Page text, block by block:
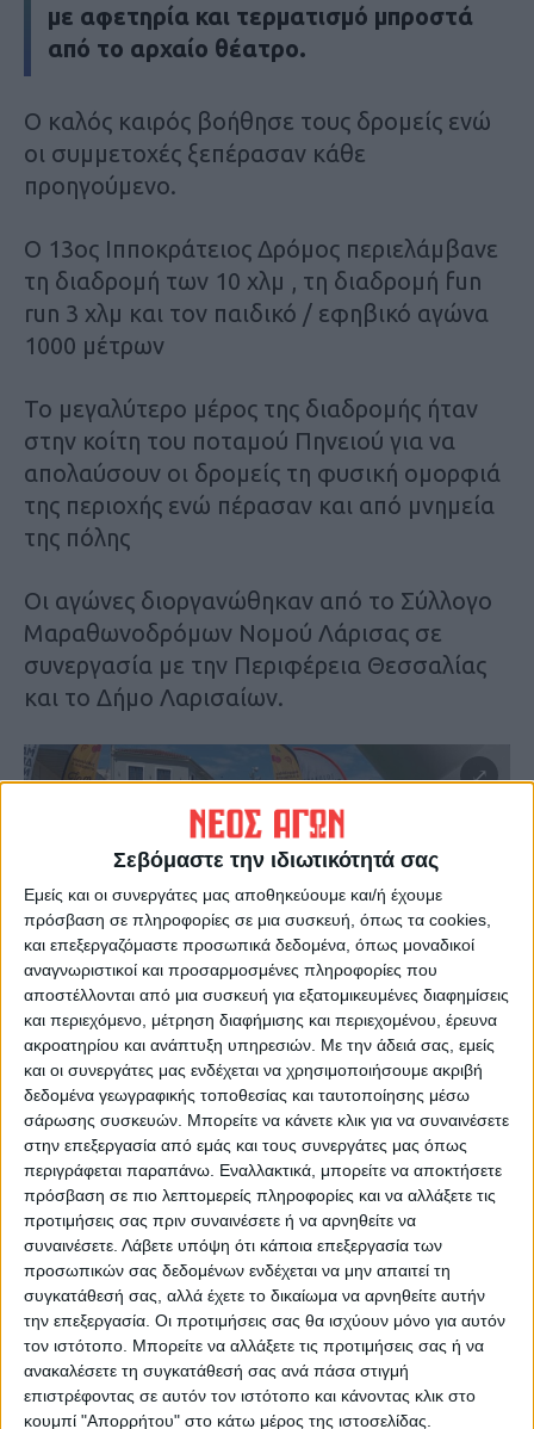
Σεβόμαστε την ιδιωτικότητά σας
Εμείς και οι συνεργάτες μας αποθηκεύουμε και/ή έχουμε
πρόσβαση σε πληροφορίες σε μια συσκευή, όπως τα cookies,
και επεξεργαζόμαστε προσωπικά δεδομένα, όπως μοναδικοί
αναγνωριστικοί και προσαρμοσμένες πληροφορίες που
αποστέλλονται από μια συσκευή για εξατομικευμένες διαφημίσεις
και περιεχόμενο, μέτρηση διαφήμισης και περιεχομένου, έρευνα
ακροατηρίου και ανάπτυξη υπηρεσιών. Με την άδειά σας, εμείς
και οι συνεργάτες μας ενδέχεται να χρησιμοποιήσουμε ακριβή
δεδομένα γεωγραφικής τοποθεσίας και ταυτοποίησης μέσω
σάρωσης συσκευών. Μπορείτε να κάνετε κλικ για να συναινέσετε
στην επεξεργασία από εμάς και τους συνεργάτες μας όπως
περιγράφεται παραπάνω. Εναλλακτικά, μπορείτε να αποκτήσετε
πρόσβαση σε πιο λεπτομερείς πληροφορίες και να αλλάξετε τις
προτιμήσεις σας πριν συναινέσετε ή να αρνηθείτε να
συναινέσετε. Λάβετε υπόψη ότι κάποια επεξεργασία των
προσωπικών σας δεδομένων ενδέχεται να μην απαιτεί τη
συγκατάθεσή σας, αλλά έχετε το δικαίωμα να αρνηθείτε αυτήν
την επεξεργασία. Οι προτιμήσεις σας θα ισχύουν μόνο για αυτόν
τον ιστότοπο. Μπορείτε να αλλάξετε τις προτιμήσεις σας ή να
ανακαλέσετε τη συγκατάθεσή σας ανά πάσα στιγμή
επιστρέφοντας σε αυτόν τον ιστότοπο και κάνοντας κλικ στο
κουμπί "Απορρήτου" στο κάτω μέρος της ιστοσελίδας.
με αφετηρία και τερματισμό μπροστά
από το αρχαίο θέατρο.
Ο καλός καιρός βοήθησε τους δρομείς ενώ
οι συμμετοχές ξεπέρασαν κάθε
προηγούμενο.
Ο 13ος Ιπποκράτειος Δρόμος περιελάμβανε
τη διαδρομή των 10 χλμ , τη διαδρομή fun
run 3 χλμ και τον παιδικό / εφηβικό αγώνα
1000 μέτρων
Το μεγαλύτερο μέρος της διαδρομής ήταν
στην κοίτη του ποταμού Πηνειού για να
απολαύσουν οι δρομείς τη φυσική ομορφιά
της περιοχής ενώ πέρασαν και από μνημεία
της πόλης
Οι αγώνες διοργανώθηκαν από το Σύλλογο
Μαραθωνοδρόμων Νομού Λάρισας σε
συνεργασία με την Περιφέρεια Θεσσαλίας
και το Δήμο Λαρισαίων.